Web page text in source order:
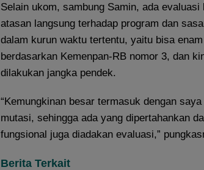
Selain ukom, sambung Samin, ada
atasan langsung terhadap program dan
dalam kurun waktu tertentu, yaitu bisa
berdasarkan Kemenpan-RB nomor 3, dan
dilakukan jangka pendek.
“Kemungkinan besar termasuk dengan
mutasi, sehingga ada yang dipertahankan
fungsional juga diadakan evaluasi,”
Berita Terkait